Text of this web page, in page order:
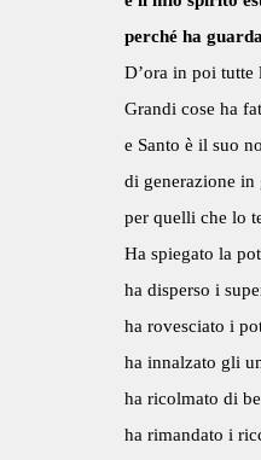
perché ha
D’ora in poi tutte
Grandi cose ha
e Santo è il suo
di generazione in
per quelli che lo
Ha spiegato la
ha disperso i
ha rovesciato i
ha innalzato gli
ha ricolmato di
ha rimandato i